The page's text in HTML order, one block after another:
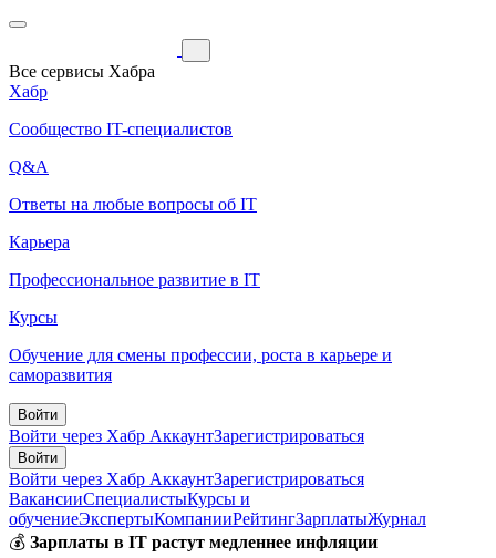
Все сервисы Хабра
Хабр
Сообщество IT-специалистов
Q&A
Ответы на любые вопросы об IT
Карьера
Профессиональное развитие в IT
Курсы
Обучение для смены профессии, роста в карьере и
саморазвития
Войти
Войти через Хабр АккаунтЗарегистрироваться
Войти
Войти через Хабр АккаунтЗарегистрироваться
ВакансииСпециалистыКурсы и
обучениеЭкспертыКомпанииРейтингЗарплатыЖурнал
💰 Зарплаты в IT растут медленнее инфляции